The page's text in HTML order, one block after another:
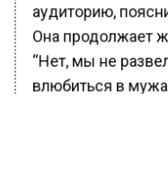
аудиторию,
Она продолжает
“Нет, мы не
влюбиться в